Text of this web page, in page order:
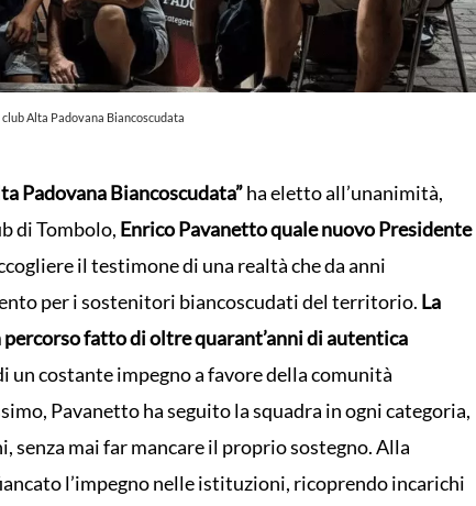
club Alta Padovana Biancoscudata
Padovana Biancoscudata”ha eletto all’unanimità,
di Tombolo, Enrico Pavanetto quale nuovo Presidente
il testimone di una realtà che da anni
per i sostenitori biancoscudati del territorio. La
percorso fatto di oltre quarant’anni di autentica
un costante impegno a favore della comunità
Pavanetto ha seguito la squadra in ogni categoria,
senza mai far mancare il proprio sostegno. Alla
l’impegno nelle istituzioni, ricoprendo incarichi